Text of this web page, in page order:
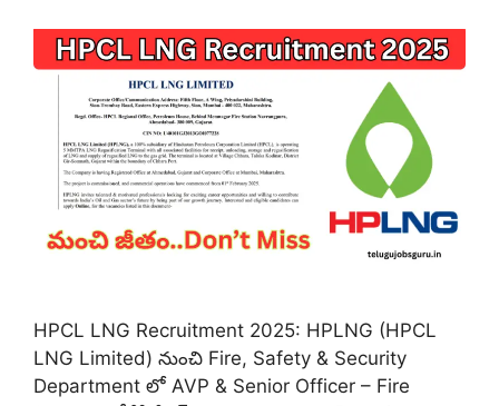
HPCL LNG Recruitment 2025: HPLNG (HPCL
LNG Limited) నుంచి Fire, Safety & Security
Department లో AVP & Senior Officer – Fire